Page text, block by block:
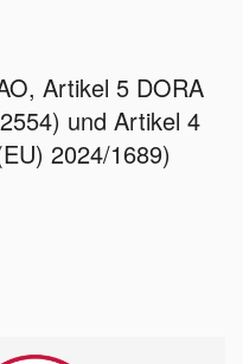
Artikel 5 DORA
und Artikel 4
2024/1689)